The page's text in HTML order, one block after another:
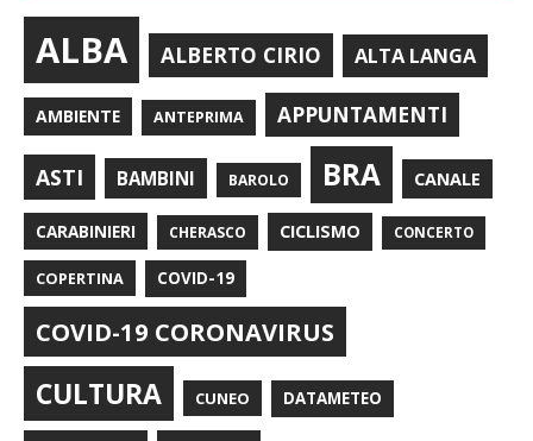
ALBA ALBERTO CIRIO ALTA LANGA
AMBIENTE ANTEPRIMA APPUNTAMENTI
ASTI BAMBINI BAROLO BRA CANALE
CARABINIERI CHERASCO CICLISMO CONCERTO
COPERTINA COVID-19
COVID-19 CORONAVIRUS
CULTURA CUNEO DATAMETEO